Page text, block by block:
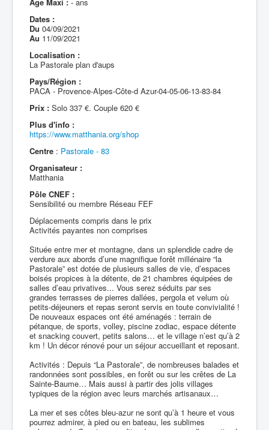
Dates :
Du 04/09/2021
Au 11/09/2021
Localisation :
La Pastorale plan d'aups
Pays/Région :
PACA - Provence-Alpes-Côte-d Azur-04-05-06-13-83-84
Prix : Solo 337 €. Couple 620 €
Plus d'info :
https://www.matthania.org/shop
Centre : Pastorale - 83
Organisateur :
Matthania
Pôle CNEF :
Sensibilité ou membre Réseau FEF
Déplacements compris dans le prix
Activités payantes non comprises
Située entre mer et montagne, dans un splendide cadre de
verdure aux abords d’une magnifique forêt millénaire “la
Pastorale” est dotée de plusieurs salles de vie, d’espaces
boisés propices à la détente, de 21 chambres équipées de
salles d’eau privatives... Vous serez séduits par ses
grandes terrasses de pierres dallées, pergola et velum où
petits-déjeuners et repas seront servis en toute convivialité !
De nouveaux espaces ont été aménagés : terrain de
pétanque, de sports, volley, piscine zodiac, espace détente
et snacking couvert, petits salons… et le village n’est qu’à 2
km ! Un décor rénové pour un séjour accueillant et reposant.
Activités : Depuis “La Pastorale”, de nombreuses balades et
randonnées sont possibles, en forêt ou sur les crêtes de La
Sainte-Baume… Mais aussi à partir des jolis villages
typiques de la région avec leurs marchés artisanaux…
La mer et ses côtes bleu-azur ne sont qu’à 1 heure et vous
pourrez admirer, à pied ou en bateau, les sublimes